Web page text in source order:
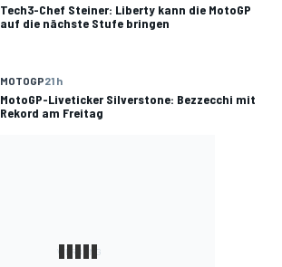
Tech3-Chef Steiner: Liberty kann die MotoGP
auf die nächste Stufe bringen
MOTOGP21 h
MotoGP-Liveticker Silverstone: Bezzecchi mit
Rekord am Freitag